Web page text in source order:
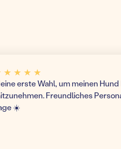
★ ★ ★
erste Wahl, um meinen Hund
Freundliches Personal
☀️